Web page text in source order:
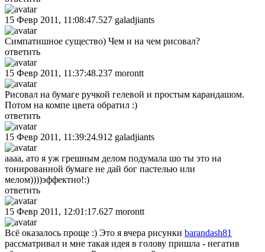
15 Февр 2011, 11:08:47.527 galadjiants
Симпатишное существо) Чем и на чем рисовал?
ответить
15 Февр 2011, 11:37:48.237 morontt
Рисовал на бумаге ручкой гелевой и простым карандашом.
Потом на компе цвета обратил :)
ответить
15 Февр 2011, 11:39:24.912 galadjiants
аааа, ато я уж грешным делом подумала шо ты это на
тонированной бумаге не дай бог пастелью или
мелом))))эффектно!:)
ответить
15 Февр 2011, 12:01:17.627 morontt
Всё оказалось проще :) Это я вчера рисунки barandash81
рассматривал и мне такая идея в голову пришла - негатив